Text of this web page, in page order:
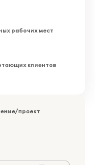
рабочих мест
клиентов
проект